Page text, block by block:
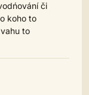
či
koho to
to